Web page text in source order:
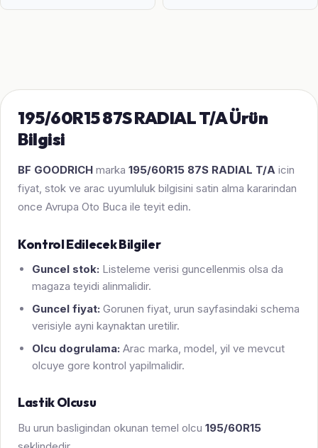
195/60R15 87S RADIAL T/A Ürün
Bilgisi
BF GOODRICH marka 195/60R15 87S RADIAL T/A icin
fiyat, stok ve arac uyumluluk bilgisini satin alma kararindan
once Avrupa Oto Buca ile teyit edin.
Kontrol Edilecek Bilgiler
Guncel stok: Listeleme verisi guncellenmis olsa da
magaza teyidi alinmalidir.
Guncel fiyat: Gorunen fiyat, urun sayfasindaki schema
verisiyle ayni kaynaktan uretilir.
Olcu dogrulama: Arac marka, model, yil ve mevcut
olcuye gore kontrol yapilmalidir.
Lastik Olcusu
Bu urun basligindan okunan temel olcu 195/60R15